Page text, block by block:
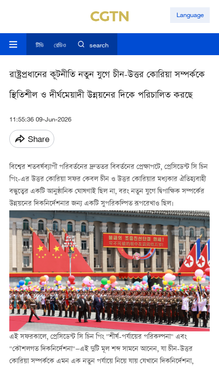
Language
টিভি রেডিও search
রাষ্ট্রপ্রধানের কূটনীতি নতুন যুগে চীন-উত্তর কোরিয়া সম্পর্ককে
স্থিতিশীল ও দীর্ঘমেয়াদী উন্নয়নের দিকে পরিচালিত করছে
11:55:36 09-Jun-2026
Share
বিশ্বের শতবর্ষব্যাপী পরিবর্তনের দ্রুততর বিবর্তনের প্রেক্ষাপটে, প্রেসিডেন্ট সি চিন
পিং-এর উত্তর কোরিয়া সফর কেবল চীন ও উত্তর কোরিয়ার মধ্যকার ঐতিহ্যবাহী
বন্ধুত্বের একটি আনুষ্ঠানিক ঘোষণাই ছিল না, বরং নতুন যুগে দ্বিপাক্ষিক সম্পর্কের
উন্নয়নের দিকনির্দেশনার জন্য একটি সুপরিকল্পিত রূপরেখাও ছিল।
এই সফরকালে, প্রেসিডেন্ট সি চিন পিং "শীর্ষ-পর্যায়ের পরিকল্পনা" এবং
"কৌশলগত দিকনির্দেশনা"—এই দুটি মূল শব্দ সামনে আনেন, যা চীন-উত্তর
কোরিয়া সম্পর্ককে এমন এক নতুন পর্যায়ে নিয়ে যায় যেখানে দিকনির্দেশনা,